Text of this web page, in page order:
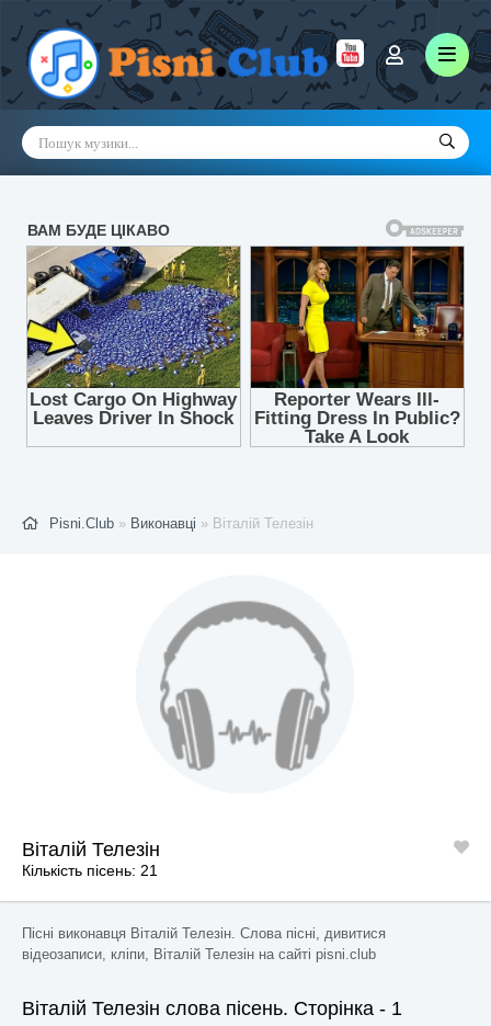
Pisni.Club » Виконавці » Віталій Телезін
Віталій Телезін
Кількість пісень: 21
Пісні виконавця Віталій Телезін. Слова пісні, дивитися
відеозаписи, кліпи, Віталій Телезін на сайті pisni.club
Віталій Телезін слова пісень. Сторінка - 1